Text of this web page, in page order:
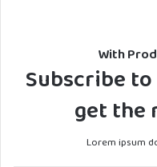
With
Subscribe
get the
Lorem ipsum